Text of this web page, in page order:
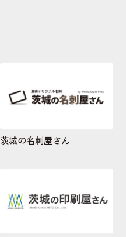
茨城の名刺屋さん